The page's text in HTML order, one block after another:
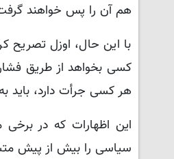
هم آن را پس خواهند
با این حال، اوزل تصریح
هر کسی جرأت دارد، باید
این اظهارات که در
سیاسی را بیش از پیش